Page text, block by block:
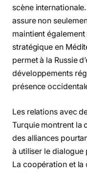
scène
assure non
maintient
stratégique en
permet à la Russie
développements
présence
Les relations avec
Turquie montrent la
des alliances
à utiliser le dialogue
La coopération et